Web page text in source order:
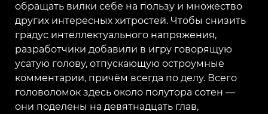
обращать вилки себе на пользу и множество
других интересных хитростей. Чтобы снизить
градус интеллектуального напряжения,
разработчики добавили в игру говорящую
усатую голову, отпускающую остроумные
комментарии, причём всегда по делу. Всего
головоломок здесь около полутора сотен —
они поделены на девятнадцать глав,